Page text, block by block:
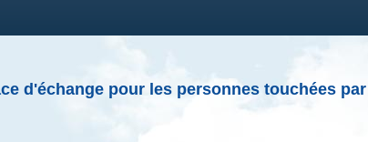
d'échange pour les personnes touchées